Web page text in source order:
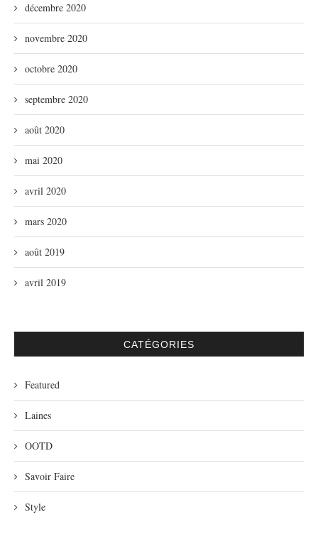
décembre 2020
novembre 2020
octobre 2020
septembre 2020
août 2020
mai 2020
avril 2020
mars 2020
août 2019
avril 2019
CATÉGORIES
Featured
Laines
OOTD
Savoir Faire
Style